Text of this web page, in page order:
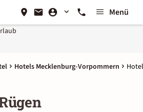
Menü
Hotels Mecklenburg-Vorpommern